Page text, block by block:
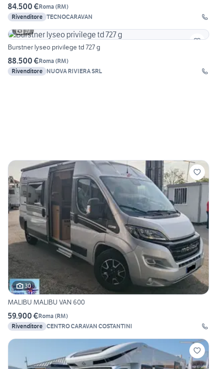
84.500 €Roma (RM)
Rivenditore TECNOCARAVAN
19
Burstner lyseo privilege td 727 g
88.500 €Roma (RM)
Rivenditore NUOVA RIVIERA SRL
30
MALIBU MALIBU VAN 600
59.900 €Roma (RM)
Rivenditore CENTRO CARAVAN COSTANTINI